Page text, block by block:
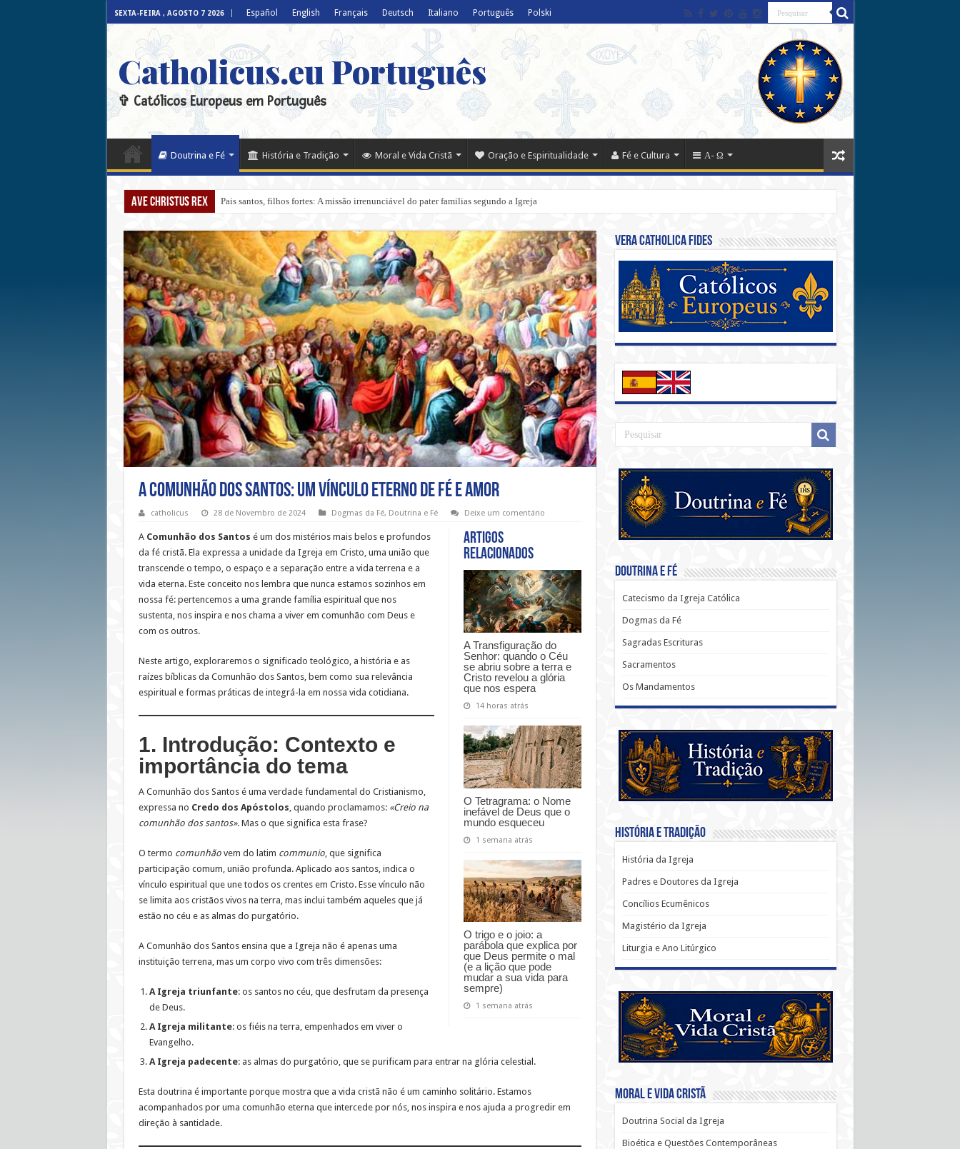
SEXTA-FEIRA , AGOSTO 7 2026 Español English Français Deutsch Italiano Português Polski
Catholicus.eu Português
✞ Católicos Europeus em Português
Doutrina e Fé História e Tradição Moral e Vida Cristã Oração e Espiritualidade Fé e Cultura Α- Ω
Ave Christus Rex Pais santos, filhos fortes: A missão irrenunciável do pater familias segundo a Igreja
A Comunhão dos Santos: Um vínculo eterno de fé e amor
catholicus 28 de Novembro de 2024 Dogmas da Fé, Doutrina e Fé Deixe um comentário
Artigos
relacionados
A Transfiguração do
Senhor: quando o Céu
se abriu sobre a terra e
Cristo revelou a glória
que nos espera
14 horas atrás
O Tetragrama: o Nome
inefável de Deus que o
mundo esqueceu
1 semana atrás
O trigo e o joio: a
parábola que explica por
que Deus permite o mal
(e a lição que pode
mudar a sua vida para
sempre)
1 semana atrás
A Comunhão dos Santos é um dos mistérios mais belos e profundos
da fé cristã. Ela expressa a unidade da Igreja em Cristo, uma união que
transcende o tempo, o espaço e a separação entre a vida terrena e a
vida eterna. Este conceito nos lembra que nunca estamos sozinhos em
nossa fé: pertencemos a uma grande família espiritual que nos
sustenta, nos inspira e nos chama a viver em comunhão com Deus e
com os outros.
Neste artigo, exploraremos o significado teológico, a história e as
raízes bíblicas da Comunhão dos Santos, bem como sua relevância
espiritual e formas práticas de integrá-la em nossa vida cotidiana.
1. Introdução: Contexto e
importância do tema
A Comunhão dos Santos é uma verdade fundamental do Cristianismo,
expressa no Credo dos Apóstolos, quando proclamamos: «Creio na
comunhão dos santos». Mas o que significa esta frase?
O termo comunhãovem do latim communio, que significa
participação comum, união profunda. Aplicado aos santos, indica o
vínculo espiritual que une todos os crentes em Cristo. Esse vínculo não
se limita aos cristãos vivos na terra, mas inclui também aqueles que já
estão no céu e as almas do purgatório.
A Comunhão dos Santos ensina que a Igreja não é apenas uma
instituição terrena, mas um corpo vivo com três dimensões:
A Igreja triunfante: os santos no céu, que desfrutam da presença
de Deus.
A Igreja militante: os fiéis na terra, empenhados em viver o
Evangelho.
A Igreja padecente: as almas do purgatório, que se purificam para entrar na glória celestial.
Esta doutrina é importante porque mostra que a vida cristã não é um caminho solitário. Estamos
acompanhados por uma comunhão eterna que intercede por nós, nos inspira e nos ajuda a progredir em
direção à santidade.
Vera Catholica Fides
Doutrina e Fé
Catecismo da Igreja Católica
Dogmas da Fé
Sagradas Escrituras
Sacramentos
Os Mandamentos
História e Tradição
História da Igreja
Padres e Doutores da Igreja
Concílios Ecumênicos
Magistério da Igreja
Liturgia e Ano Litúrgico
Moral e Vida Cristã
Doutrina Social da Igreja
Bioética e Questões Contemporâneas